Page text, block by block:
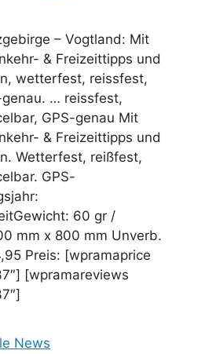
– Vogtland: Mit
& Freizeittipps und
wetterfest, reissfest,
… reissfest,
GPS-genau Mit
& Freizeittipps und
Wetterfest, reißfest,
GPS-
60 gr /
mm x 800 mm Unverb.
Preis: [wpramaprice
[wpramareviews
News